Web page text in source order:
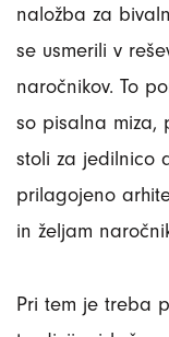
naložba za
se usmerili v
naročnikov. To
so pisalna miza,
stoli za jedilnico
prilagojeno
in željam
Pri tem je treba